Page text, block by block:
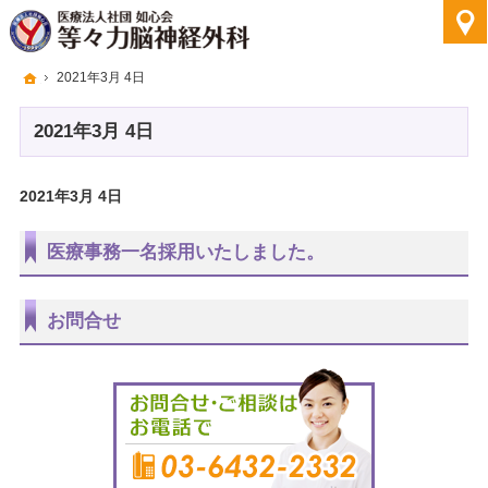
2021年3月 4日
2021年3月 4日
医療事務一名採用いたしました。
お問合せ
ホーム
2021年3月 4日